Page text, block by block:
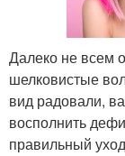
Далеко не всем
шелковистые
вид радовали,
восполнить
правильный